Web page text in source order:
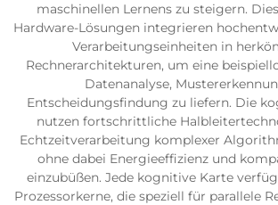
maschinellen Lernens zu steigern.
Hardware-Lösungen integrieren
Verarbeitungseinheiten in
Rechnerarchitekturen, um eine
Datenanalyse,
Entscheidungsfindung zu liefern. Die
nutzen fortschrittliche
Echtzeitverarbeitung komplexer
ohne dabei Energieeffizienz und
einzubüßen. Jede kognitive Karte
Prozessorkerne, die speziell für parallele